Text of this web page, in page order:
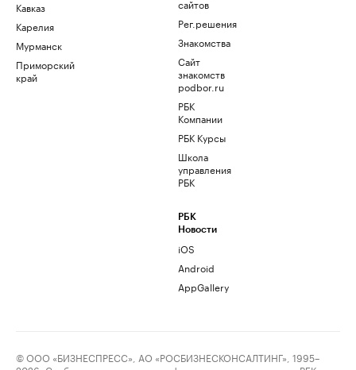
Кавказ
Карелия
Мурманск
Приморский
край
сайтов
Рег.решения
Знакомства
Сайт
знакомств
podbor.ru
РБК
Компании
РБК Курсы
Школа
управления
РБК
РБК
Новости
iOS
Android
AppGallery
© ООО «БИЗНЕСПРЕСС», АО «РОСБИЗНЕСКОНСАЛТИНГ», 1995–